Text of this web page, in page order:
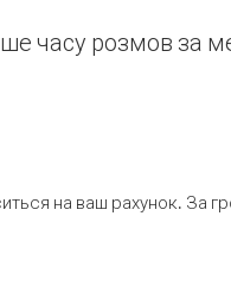
часу розмов за
на ваш рахунок. За